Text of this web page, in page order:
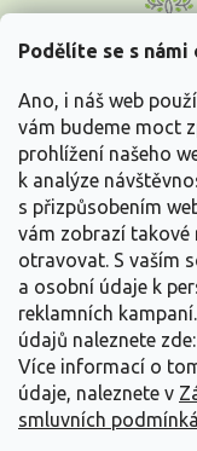
Podělíte se s námi
Ano, i náš web
vám budeme moct
prohlížení našeho
k analýze
s přizpůsobením
vám zobrazí takové
otravovat. S vaším
a osobní údaje k
reklamních
údajů naleznete zde:
Více informací o
údaje, naleznete v
smluvních
p
Vše o nákupu
Informace pro
Kontakujte nás